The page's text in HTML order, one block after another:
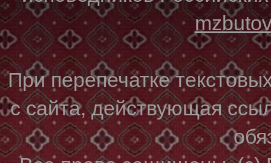
При перепечатке
с сайта, действующая